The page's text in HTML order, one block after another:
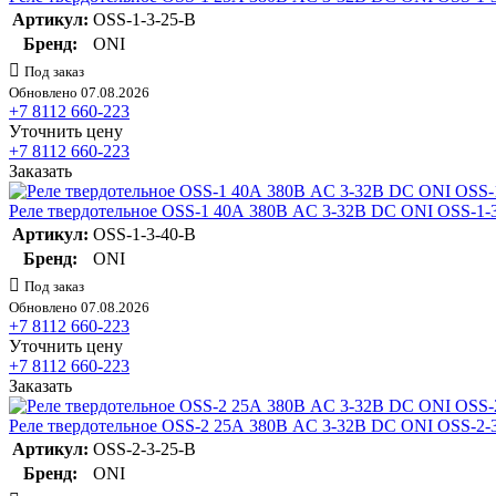
Артикул: OSS-1-3-25-B
Бренд:
ONI
Под заказ
Обновлено 07.08.2026
+7 8112 660-223
Уточнить цену
+7 8112 660-223
Заказать
Реле твердотельное OSS-1 40А 380В AC 3-32В DC ONI OSS-1-
Артикул: OSS-1-3-40-B
Бренд:
ONI
Под заказ
Обновлено 07.08.2026
+7 8112 660-223
Уточнить цену
+7 8112 660-223
Заказать
Реле твердотельное OSS-2 25А 380В AC 3-32В DC ONI OSS-2-
Артикул: OSS-2-3-25-B
Бренд:
ONI